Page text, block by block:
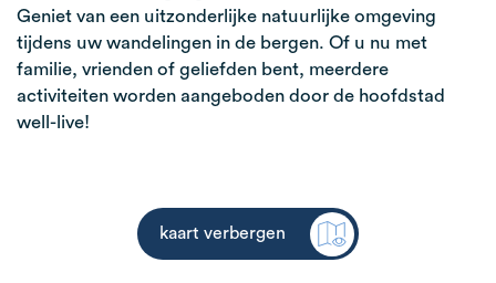
Geniet van een uitzonderlijke natuurlijke omgeving
tijdens uw wandelingen in de bergen. Of u nu met
familie, vrienden of geliefden bent, meerdere
activiteiten worden aangeboden door de hoofdstad
well-live!
kaart verbergen